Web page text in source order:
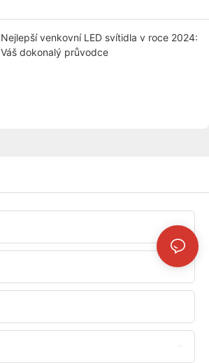
Nejlepší venkovní LED svítidla v roce 2024:
Váš dokonalý průvodce